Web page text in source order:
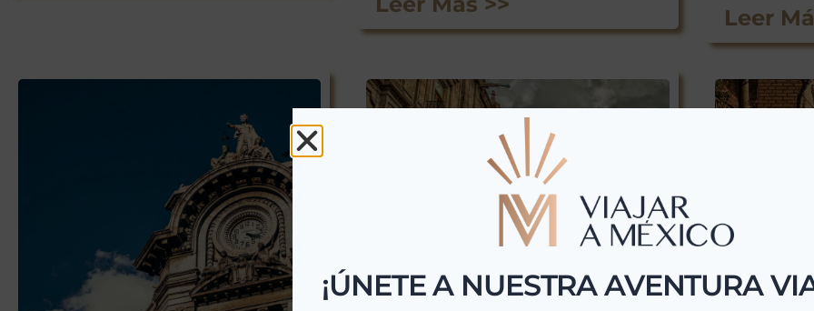
Leer
¡ÚNETE A NUESTRA AVENTURA